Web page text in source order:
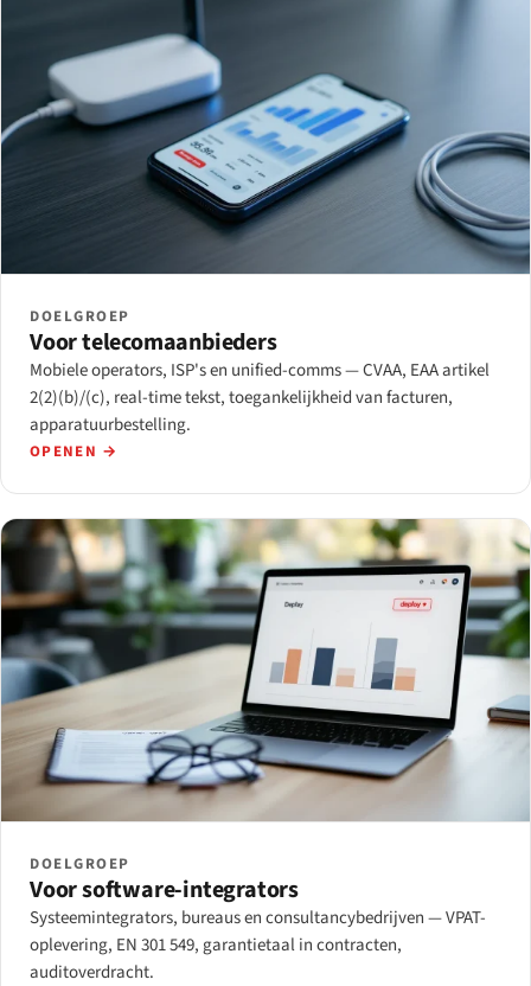
DOELGROEP
Voor telecomaanbieders
Mobiele operators, ISP's en unified-comms — CVAA, EAA artikel
2(2)(b)/(c), real-time tekst, toegankelijkheid van facturen,
apparatuurbestelling.
OPENEN →
DOELGROEP
Voor software-integrators
Systeemintegrators, bureaus en consultancybedrijven — VPAT-
oplevering, EN 301 549, garantietaal in contracten,
auditoverdracht.